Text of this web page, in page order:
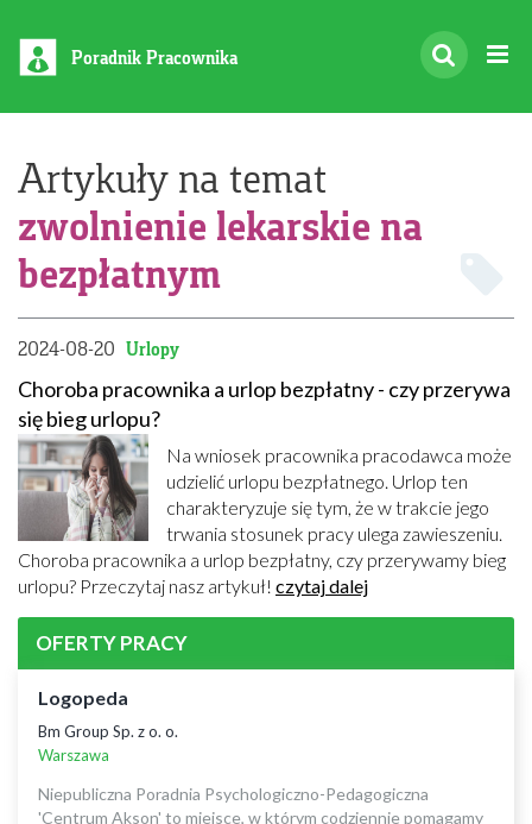
Poradnik Pracownika
Artykuły na temat
zwolnienie lekarskie na
bezpłatnym
2024-08-20 Urlopy
Choroba pracownika a urlop bezpłatny - czy przerywa
się bieg urlopu?
Na wniosek pracownika pracodawca może
udzielić urlopu bezpłatnego. Urlop ten
charakteryzuje się tym, że w trakcie jego
trwania stosunek pracy ulega zawieszeniu.
Choroba pracownika a urlop bezpłatny, czy przerywamy bieg
urlopu? Przeczytaj nasz artykuł! czytaj dalej
OFERTY PRACY
Logopeda
Bm Group Sp. z o. o.
Warszawa
Niepubliczna Poradnia Psychologiczno-Pedagogiczna
'Centrum Akson' to miejsce, w którym codziennie pomagamy